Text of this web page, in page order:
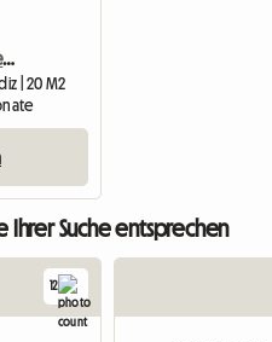
Piso Luminoso 3 Habitaciones Individuales Espaciosas. Todo I
| 20 M2
Ihrer Suche entsprechen
12